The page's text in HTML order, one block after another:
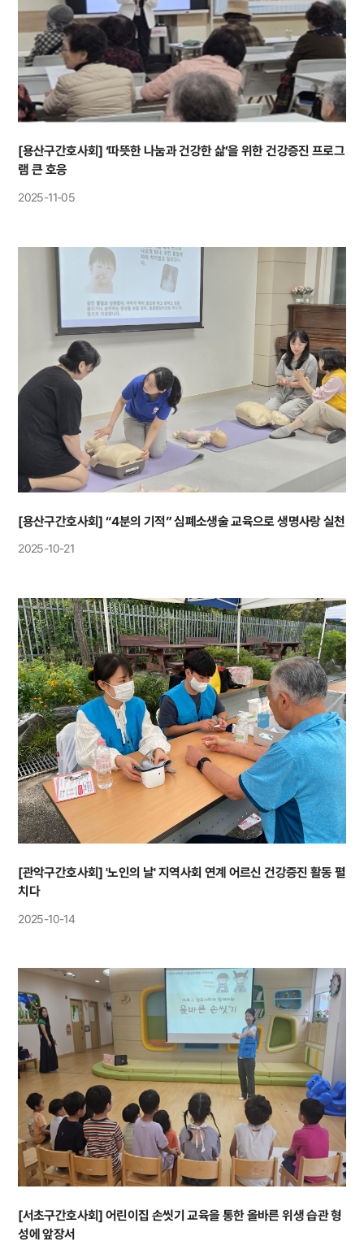
[용산구간호사회] ‘따뜻한 나눔과 건강한 삶’을 위한 건강증진 프로그
램 큰 호응
2025-11-05
[용산구간호사회] “4분의 기적” 심폐소생술 교육으로 생명사랑 실천
2025-10-21
[관악구간호사회] '노인의 날' 지역사회 연계 어르신 건강증진 활동 펼
치다
2025-10-14
[서초구간호사회] 어린이집 손씻기 교육을 통한 올바른 위생 습관 형
성에 앞장서